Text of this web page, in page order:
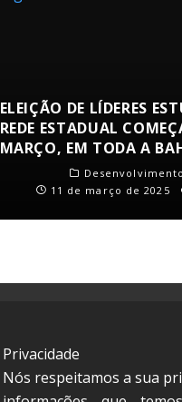
ELEIÇÃO DE LÍDERES
REDE ESTADUAL
MARÇO, EM TODA A
11 de março de 2025
Privacidade
Nós respeitamos a sua